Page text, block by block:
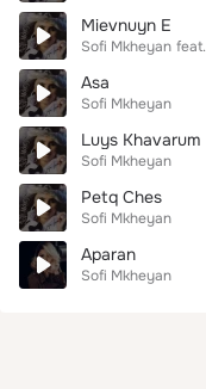
Mievnuyn E
Sofi Mkheyan feat.
Asa
Sofi Mkheyan
Luys Khavarum
Sofi Mkheyan
Petq Ches
Sofi Mkheyan
Aparan
Sofi Mkheyan